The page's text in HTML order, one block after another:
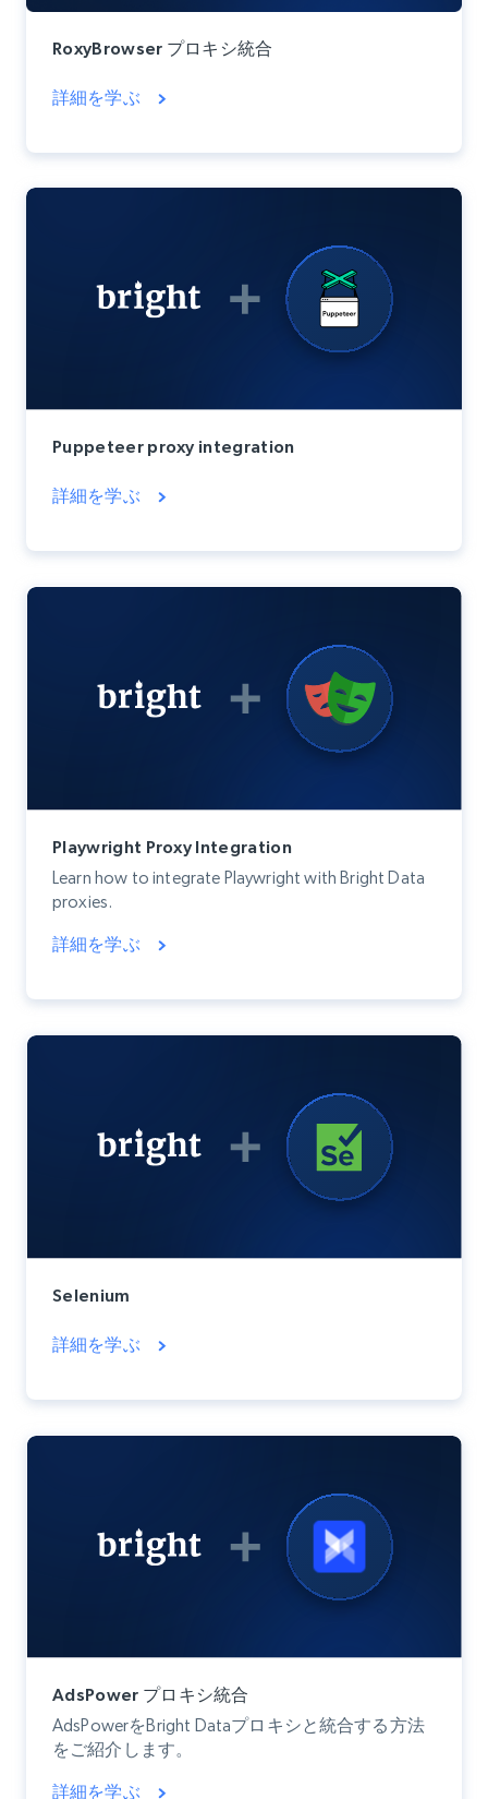
RoxyBrowser プロキシ統合
詳細を学ぶ
Puppeteer proxy integration
詳細を学ぶ
Playwright Proxy Integration
Learn how to integrate Playwright with Bright Data
proxies.
詳細を学ぶ
Selenium
詳細を学ぶ
AdsPower プロキシ統合
AdsPowerをBright Dataプロキシと統合する方法
をご紹介します。
詳細を学ぶ